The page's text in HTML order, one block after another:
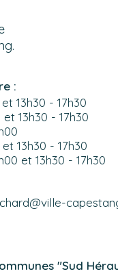
:
13h30 - 17h30
13h30 - 17h30
13h30 - 17h30
et 13h30 - 17h30
"Sud